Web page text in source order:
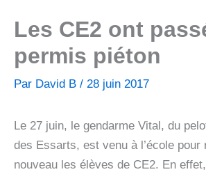
Les CE2 ont
permis piéton
Par David B / 28 juin 2017
Le 27 juin, le gendarme Vital, du
des Essarts, est venu à l’école pour
nouveau les élèves de CE2. En